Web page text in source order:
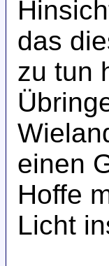
das
zu tun
einen
Hoffe
Licht